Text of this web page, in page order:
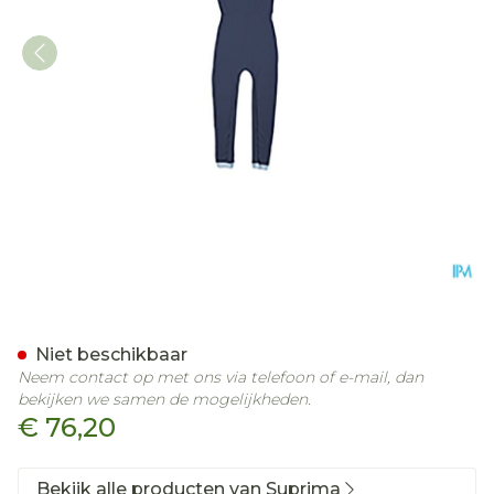
€ 76,20
Niet beschikbaar
Neem contact op met ons via telefoon of e-mail, dan
bekijken we samen de mogelijkheden.
Bekijk alle producten van Suprima